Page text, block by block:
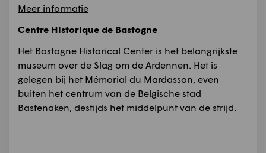
Meer informatie
Centre Historique de Bastogne
Het Bastogne Historical Center is het belangrijkste
museum over de Slag om de Ardennen. Het is
gelegen bij het Mémorial du Mardasson, even
buiten het centrum van de Belgische stad
Bastenaken, destijds het middelpunt van de strijd.